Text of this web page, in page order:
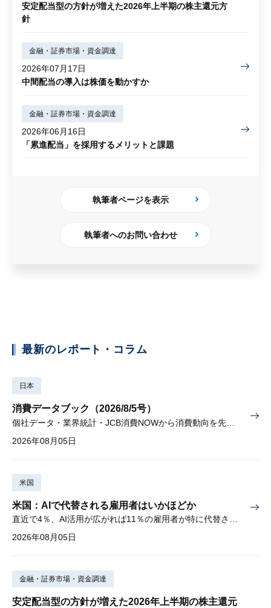
安定配当型の方針が増えた2026年上半期の株主還元方
針
金融・証券市場・資金調達
2026年07月17日
中間配当の導入は株価を動かすか
金融・証券市場・資金調達
2026年06月16日
「累進配当」を採用するメリットと課題
執筆者ページを表示
執筆者へのお問い合わせ
最新のレポート・コラム
日本
消費データブック（2026/8/5号）
2026年08月05日
米国
米国：AIで代替される雇用者はいかほどか
直近で4％、AI活用が広がれば11％の雇用者が特に代替されやすい
2026年08月05日
金融・証券市場・資金調達
安定配当型の方針が増えた2026年上半期の株主還元